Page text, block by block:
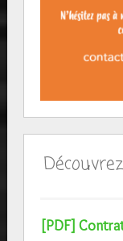
[PDF]